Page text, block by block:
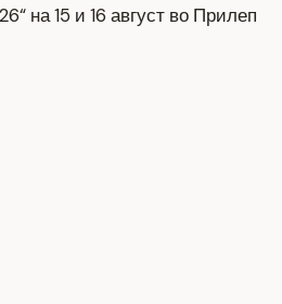
на 15 и 16 август во Прилеп